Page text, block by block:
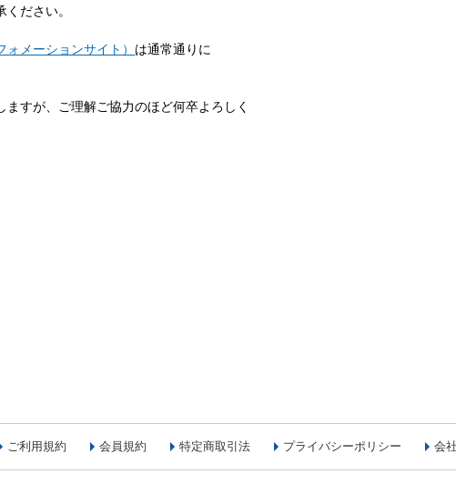
ださい。
メーションサイト） は通常通りに
すが、ご理解ご協力のほど何卒よろしく
ご利用規約 会員規約 特定商取引法 プライバシーポリシー 会